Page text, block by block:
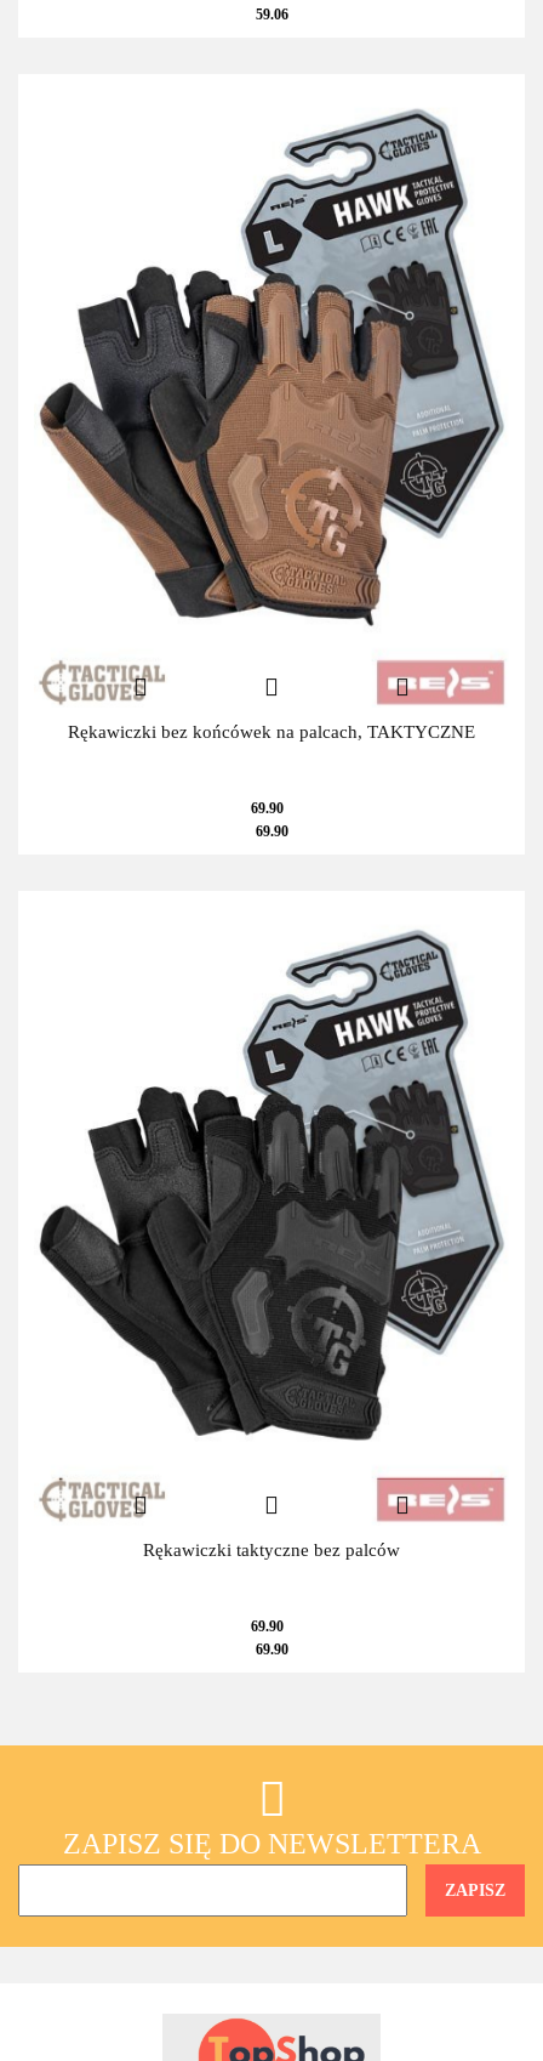
59.06
Rękawiczki bez końcówek na palcach, TAKTYCZNE
69.90
69.90
Rękawiczki taktyczne bez palców
69.90
69.90
ZAPISZ SIĘ DO NEWSLETTERA